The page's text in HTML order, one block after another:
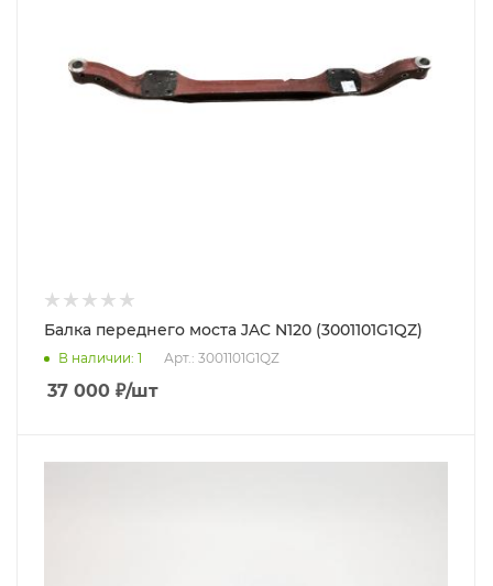
Балка переднего моста JAC N120 (3001101G1QZ)
В наличии: 1 Арт.: 3001101G1QZ
37 000 ₽/шт